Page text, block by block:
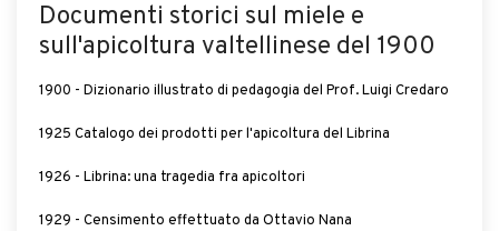
Documenti storici sul miele e
sull'apicoltura valtellinese del 1900
1900 - Dizionario illustrato di pedagogia del Prof. Luigi Credaro
1925 Catalogo dei prodotti per l'apicoltura del Librina
1926 - Librina: una tragedia fra apicoltori
1929 - Censimento effettuato da Ottavio Nana